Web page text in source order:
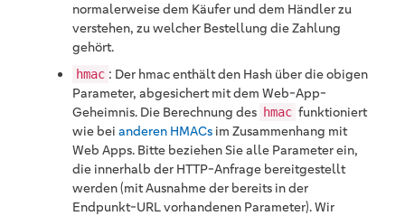
normalerweise dem Käufer und dem Händler zu
verstehen, zu welcher Bestellung die Zahlung
gehört.
hmac : Der hmac enthält den Hash über die obigen
Parameter, abgesichert mit dem Web-App-
Geheimnis. Die Berechnung des hmac funktioniert
wie bei anderen HMACs im Zusammenhang mit
Web Apps. Bitte beziehen Sie alle Parameter ein,
die innerhalb der HTTP-Anfrage bereitgestellt
werden (mit Ausnahme der bereits in der
Endpunkt-URL vorhandenen Parameter). Wir